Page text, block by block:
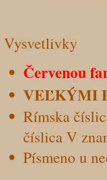
Vysvetlivky
Červenou
VEĽKÝMI
Rímska
číslica V
Písmeno u